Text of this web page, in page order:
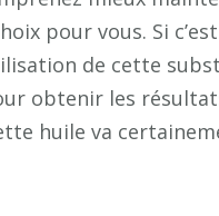
pour vous. Si
de cette
obtenir les
huile va